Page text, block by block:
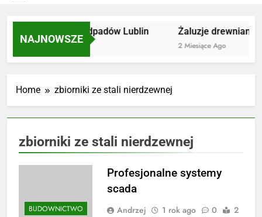
NAJNOWSZE
Utylizacja odpadów Lublin
2 Miesiące Ago
Żaluzje drewniane
2 Miesiące Ago
Home zbiorniki ze stali nierdzewnej
zbiorniki ze stali nierdzewnej
BUDOWNICTWO
Profesjonalne systemy
scada
Andrzej 1 rok ago 0
2